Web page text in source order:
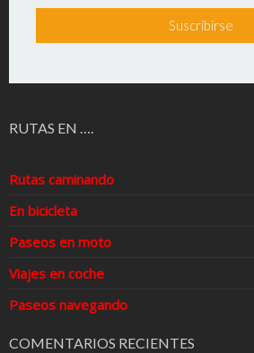
RUTAS EN ….
Rutas caminando
En bicicleta
Paseos en moto
Viajes en coche
Paseos navegando
COMENTARIOS RECIENTES